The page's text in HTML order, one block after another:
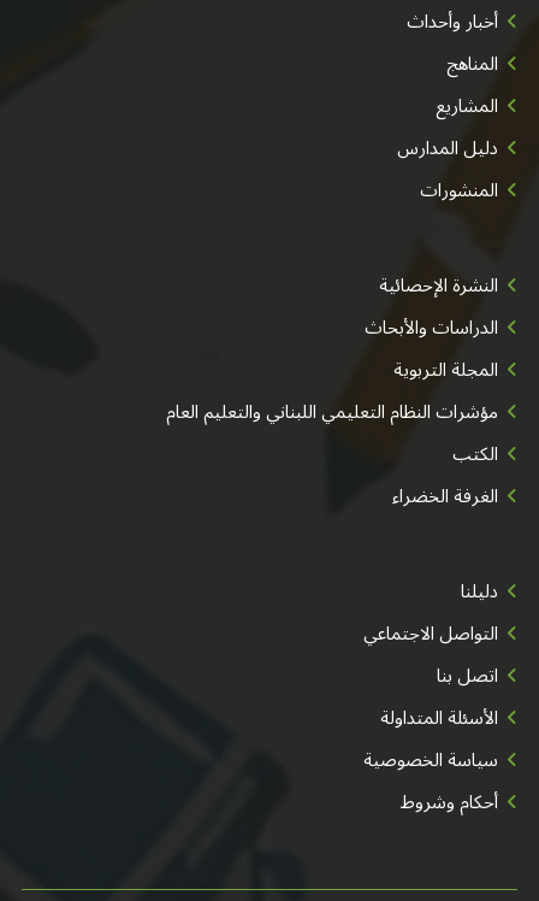
أخبار وأحداث
المناهج
المشاريع
دليل المدارس
المنشورات
النشرة الإحصائية
الدراسات والأبحاث
المجلة التربوية
مؤشرات النظام التعليمي اللبناني والتعليم العام
الكتب
الغرفة الخضراء
دليلنا
التواصل الاجتماعي
اتصل بنا
الأسئلة المتداولة
سياسة الخصوصية
أحكام وشروط